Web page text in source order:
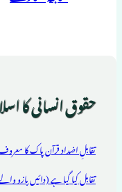
حقوق انسانی کا
تقابلِ اضداد قرآن پاک کا
تقابل کیا گیا ہے (دائیں بازو